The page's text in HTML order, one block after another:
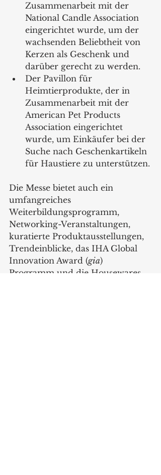
Zusammenarbeit mit der
National Candle Association
eingerichtet wurde, um der
wachsenden Beliebtheit von
Kerzen als Geschenk und
darüber gerecht zu werden.
Der Pavillon für
Heimtierprodukte, der in
Zusammenarbeit mit der
American Pet Products
Association eingerichtet
wurde, um Einkäufer bei der
Suche nach Geschenkartikeln
für Haustiere zu unterstützen.
Die Messe bietet auch ein
umfangreiches
Weiterbildungsprogramm,
Networking-Veranstaltungen,
kuratierte Produktausstellungen,
Trendeinblicke, das IHA Global
Innovation Award (gia)
Programm und die Housewares